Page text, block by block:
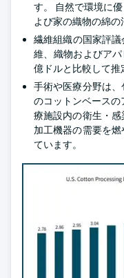
す。 自然で環境に
よび家の織物の綿の
繊維組織の国家評
維、織物およびア
億ドルと比較して推
手術や医療分野は
のコットンベース
療施設内の衛生・
加工機器の需要を
ています。